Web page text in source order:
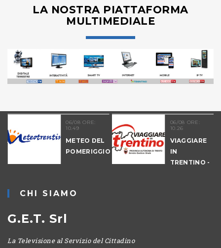
LA NOSTRA PIATTAFORMA
MULTIMEDIALE
06/08 ORE:
10.49
METEO DEL
POMERIGGIO
06/08 ORE:
10.26
VIAGGIARE
IN
TRENTINO -
CHI SIAMO
G.E.T. Srl
La Televisione al Servizio del Cittadino